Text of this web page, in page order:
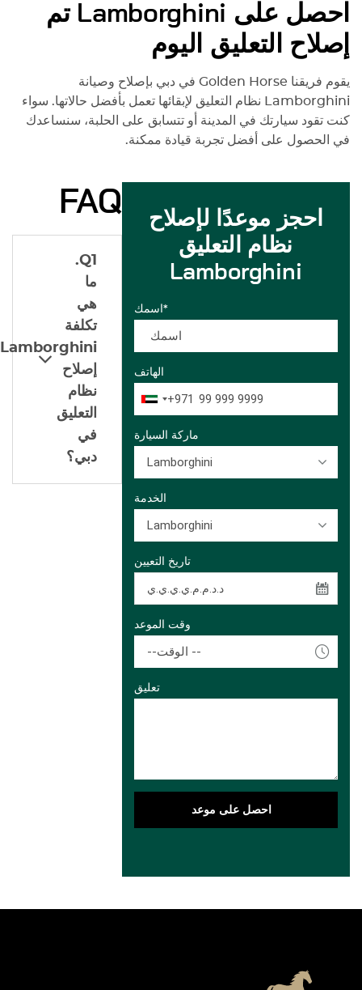
احصل على Lamborghini تم
إصلاح التعليق اليوم
يقوم فريقنا Golden Horse في دبي بإصلاح وصيانة
Lamborghini نظام التعليق لإبقائها تعمل بأفضل حالاتها. سواء
كنت تقود سيارتك في المدينة أو تتسابق على الحلبة، سنساعدك
في الحصول على أفضل تجربة قيادة ممكنة.
FAQ
Q1.
ما
هي
تكلفة
Lamborghini
إصلاح
نظام
التعليق
في
دبي؟
احجز موعدًا لإصلاح
نظام التعليق
Lamborghini
اسمك*
الهاتف
+971
ماركة السيارة
Lamborghini
الخدمة
Lamborghini
تاريخ التعيين
وقت الموعد
--الوقت --
تعليق
احصل على موعد